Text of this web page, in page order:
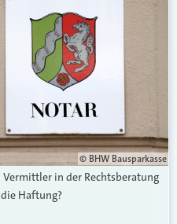
© BHW Bausparkasse
in der Rechtsberatung
Haftung?